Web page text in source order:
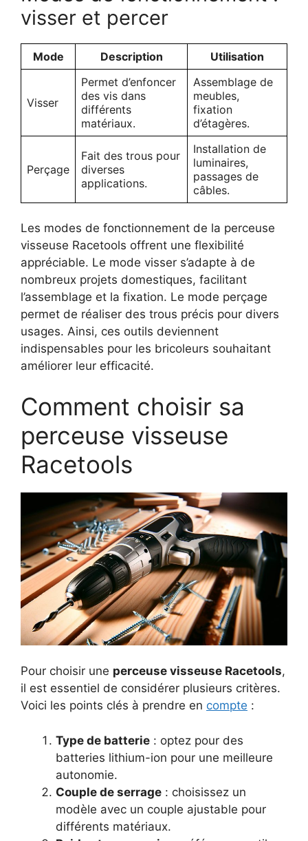
visser et percer
Mode Description Utilisation
Visser
Permet d’enfoncer
des vis dans
différents
matériaux.
Assemblage de
meubles,
fixation
d’étagères.
Perçage
Fait des trous pour
diverses
applications.
Installation de
luminaires,
passages de
câbles.
Les modes de fonctionnement de la perceuse
visseuse Racetools offrent une flexibilité
appréciable. Le mode visser s’adapte à de
nombreux projets domestiques, facilitant
l’assemblage et la fixation. Le mode perçage
permet de réaliser des trous précis pour divers
usages. Ainsi, ces outils deviennent
indispensables pour les bricoleurs souhaitant
améliorer leur efficacité.
Comment choisir sa
perceuse visseuse
Racetools
Pour choisir une perceuse visseuse Racetools,
il est essentiel de considérer plusieurs critères.
Voici les points clés à prendre en compte :
Type de batterie : optez pour des
batteries lithium-ion pour une meilleure
autonomie.
Couple de serrage : choisissez un
modèle avec un couple ajustable pour
différents matériaux.